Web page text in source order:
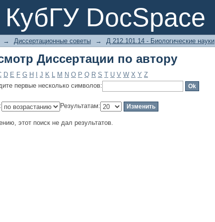
КубГУ DocSpace
Диссертации по автору
→ Диссертационные советы → Д 212.101.14 - Биологические науки
Диссертации по автору
D E F G H J K L M N O P Q R S T U V W X Y Z
первые несколько символов:
Результатам:
этот поиск не дал результатов.